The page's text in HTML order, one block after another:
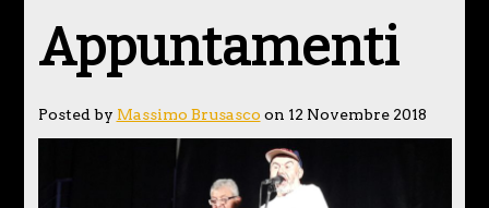
Appuntamenti
Posted by Massimo Brusasco on 12 Novembre 2018